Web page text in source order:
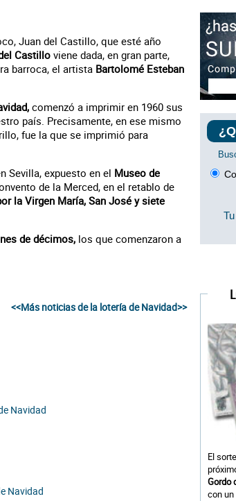
Juan del Castillo, que esté año
Castillo viene dada, en gran parte,
barroca, el artista Bartolomé Esteban
comenzó a imprimir en 1960 sus
país. Precisamente, en ese mismo
fue la que se imprimió para
Sevilla, expuesto en el Museo de
de la Merced, en el retablo de
la Virgen María, San José y siete
de décimos, los que comenzaron a
<<Más noticias de la lotería de Navidad>>
Navidad
Navidad
El
Gordo
con